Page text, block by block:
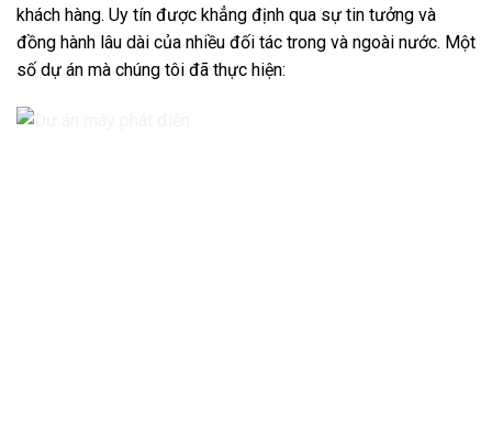
khách hàng. Uy tín được khẳng định qua sự tin tưởng và
đồng hành lâu dài của nhiều đối tác trong và ngoài nước. Một
số dự án mà chúng tôi đã thực hiện: